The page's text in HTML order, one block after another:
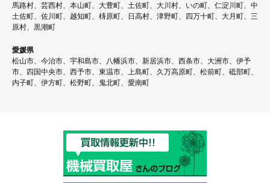
馬路村、芸西村、本山町、大豊町、土佐町、大川村、いの町、仁淀川町、中
土佐町、佐川町、越知町、梼原町、日高村、津野町、四万十町、大月町、三
原村、黒潮町
愛媛県
松山市、今治市、宇和島市、八幡浜市、新居浜市、西条市、大洲市、伊予
市、四国中央市、西予市、東温市、上島町、久万高原町、松前町、砥部町、
内子町、伊方町、松野町、鬼北町、愛南町